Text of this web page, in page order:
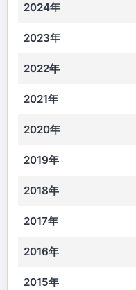
2024年
2023年
2022年
2021年
2020年
2019年
2018年
2017年
2016年
2015年